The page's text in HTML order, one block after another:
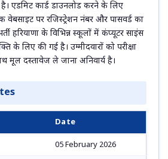
एडमिट कार्ड डाउनलोड करने के लिए
वेबसाइट पर रजिस्ट्रेशन नंबर और पासवर्ड का
हरियाणा के विभिन्न स्कूलों में कंप्यूटर साइंस
के लिए की गई है। उम्मीदवारों को परीक्षा
मूल दस्तावेज ले जाना अनिवार्य है।
Date
05 February 2026